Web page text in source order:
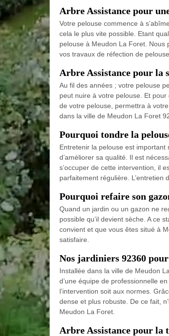
Arbre Assistance pour
Votre pelouse commence à
cela le plus vite possible. Etant
pelouse à Meudon La Foret. Nous
vos travaux de réfection de
Arbre Assistance pour la
Au fil des années ; votre pelouse
peut nuire à votre pelouse. Et
de votre pelouse, permettra à
dans la ville de Meudon La Foret
Pourquoi tondre la
Entretenir la pelouse est
d’améliorer sa qualité. Il est
s’occuper de cette intervention, il
parfaitement régulière.
Pourquoi refaire son
Quand un jardin ou un gazon ne
possible qu’il devient sèche. A ce
convient et que vous êtes situé à
satisfaire.
Nos jardiniers 92360
Installée dans la ville de Meudon
d’une équipe de professionnelle
l’intervention soit aux normes.
dense et plus robuste. De ce fait,
Meudon La Foret.
Arbre Assistance pour la